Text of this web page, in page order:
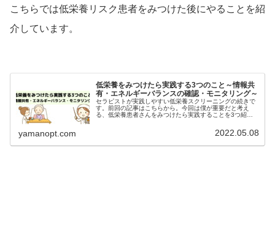
こちらでは低栄養リスク患者をみつけた後にやることを紹
介しています。
低栄養をみつけたら実践する3つのこと～情報共
有・エネルギーバランスの確認・モニタリング～
セラピストが実践しやすい低栄養スクリーニングの続きで
す。前回の記事はこちらから。今回は僕が重要だと考え
る、低栄養患者さんをみつけたら実践することを3つ紹介
yamanopt.com 2022.05.08